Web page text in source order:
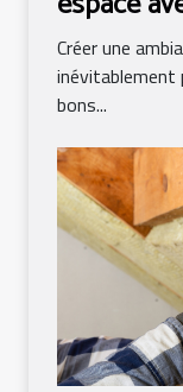
uniques ?
Créer une
inévitablement
bons...